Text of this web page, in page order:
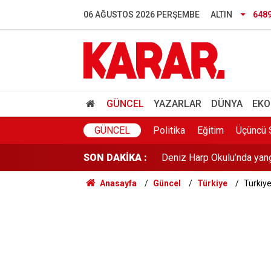
06 AĞUSTOS 2026 PERŞEMBE ALTIN
GÜNCEL YAZARLAR DÜNYA
GÜNCEL Politika Eğitim Üçüncü
SON DAKİKA :
Anketlerde Elif Eralp
THY ve Koç'u sollayan
DEM Partili Akın: Bütün
Deniz Harp Okulu’nda
YENİ Parti Zonguldak
Anasayfa Güncel Türkiye